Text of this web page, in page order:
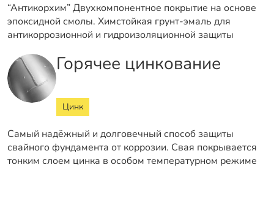
“Антикорхим” Двухкомпонентное покрытие на основе
эпоксидной смолы. Химстойкая грунт-эмаль для
антикоррозионной и гидроизоляционной защиты
Горячее цинкование
Цинк
Самый надёжный и долговечный способ защиты
свайного фундамента от коррозии. Свая покрывается
тонким слоем цинка в особом температурном режиме